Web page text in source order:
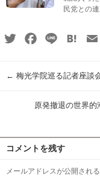
民党との
TwitterFacebook
Line
← 梅光学院巡る記者座談
原発撤退の世界
コメントを残す
メールアドレスが公開され